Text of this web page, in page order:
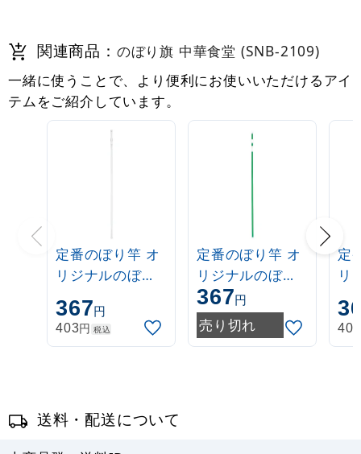
関連商品： のぼり旗 中華食堂 (SNB-2109)
一緒に使うことで、より便利にお使いいただけるアイ
テムをご紹介しています。
定番のぼり竿 オ
リジナルのぼり
ポール 1.6～3m
伸縮式 白
(30537***)
367円
403円 税込
定番のぼり竿 オ
リジナルのぼり
ポール 1.6～3m
伸縮式 緑
(30537GRN)
367円
売り切れ
定
リ
ポ
伸
403
送料・配送について